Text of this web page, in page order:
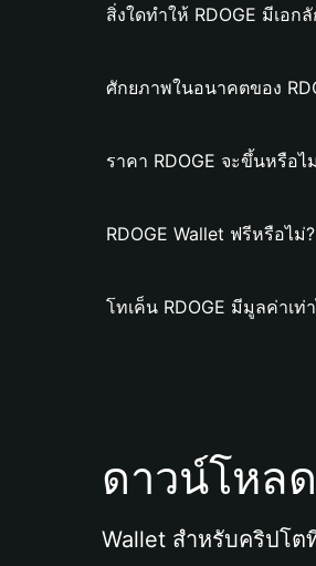
สิ่งใดทำให้ RDOGE มีเอก
ศักยภาพในอนาคตของ
ราคา RDOGE จะขึ้นหรือไ
RDOGE Wallet ฟรีหรือไม่?
โทเค็น RDOGE มีมูลค่าเท่
ดาวน์โหล
Wallet สำหรับคริปโ